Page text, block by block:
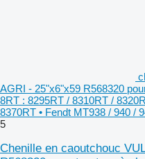
AGRI - 25"x6"x59 R568320
8RT : 8295RT / 8310RT /
8370RT • Fendt MT938 / 940 /
5
Chenille en caoutchouc